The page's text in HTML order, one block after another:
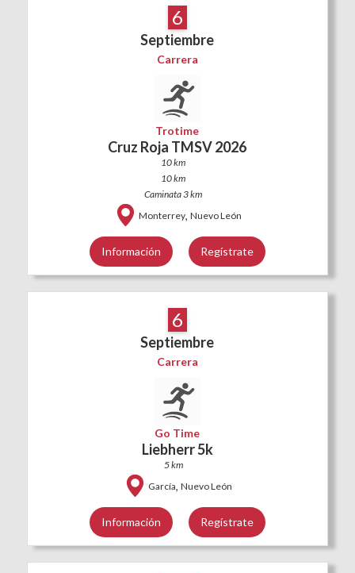
6
Septiembre
Carrera
Trotime
Cruz Roja TMSV 2026
10 km
10 km
Caminata 3 km
Monterrey, Nuevo León
Información Regístrate
6
Septiembre
Carrera
Go Time
Liebherr 5k
5 km
García, Nuevo León
Información Regístrate